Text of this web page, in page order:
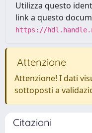
Utilizza questo
link a questo
https://
Attenzione
Attenzione! I dati
sottoposti a
Citazioni